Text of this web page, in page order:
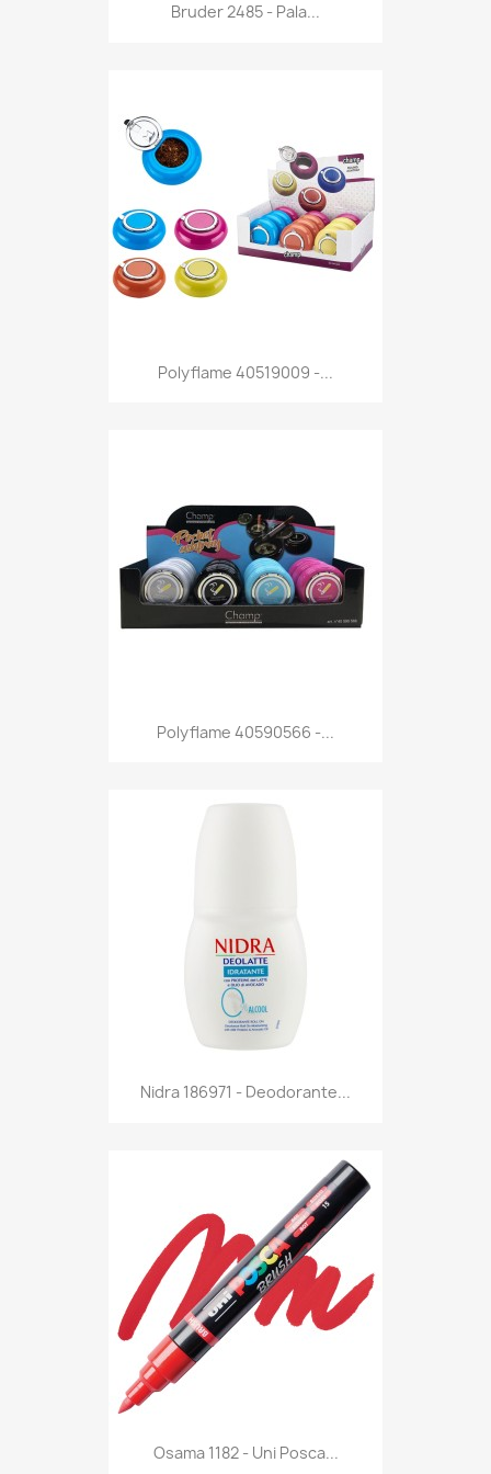
Anteprima
Bruder 2485 - Pala...
Anteprima
Polyflame 40519009 -...
Anteprima
Polyflame 40590566 -...
Anteprima
Nidra 186971 - Deodorante...
Anteprima
Osama 1182 - Uni Posca...